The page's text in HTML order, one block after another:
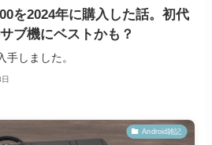
を2024年に購入した話。初代
ブ機にベストかも？
しました。
Android雑記